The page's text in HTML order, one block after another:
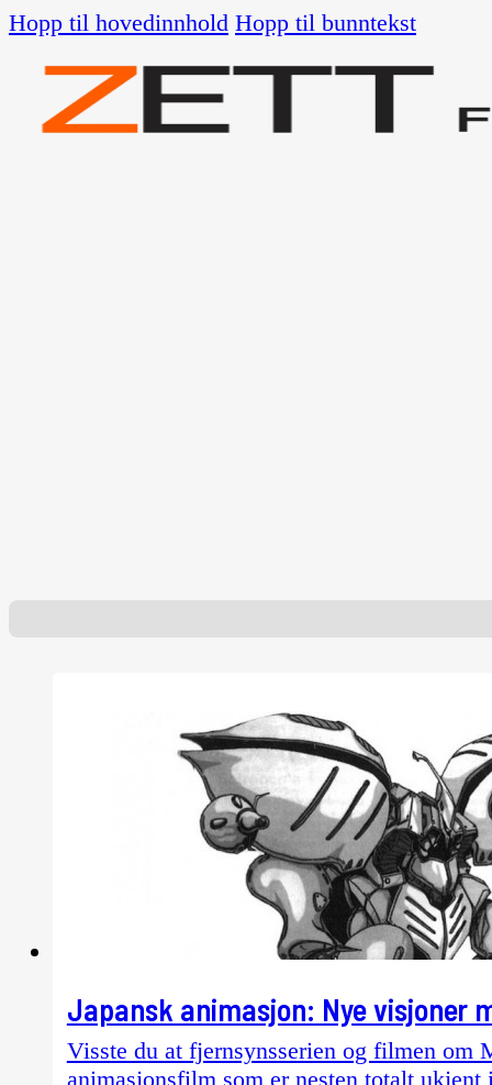
Hopp til hovedinnhold Hopp til bunntekst
Japansk animasjon: Nye visjoner
Visste du at fjernsynsserien og filmen om
animasjonsfilm som er nesten totalt